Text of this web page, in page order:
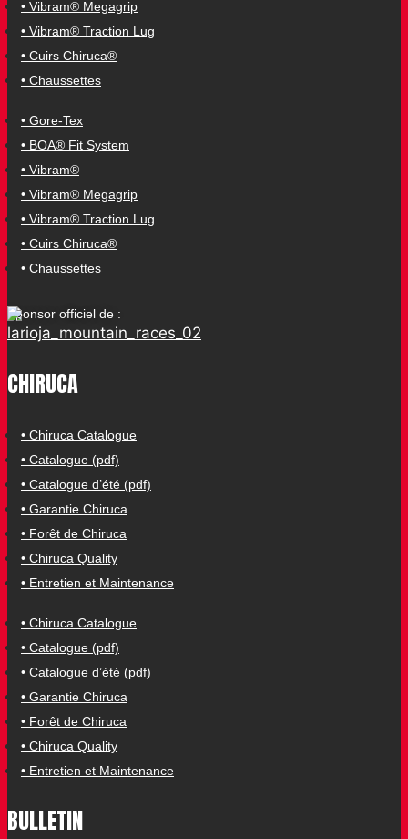
• Vibram® Megagrip
• Vibram® Traction Lug
• Cuirs Chiruca®
• Chaussettes
• Gore-Tex
• BOA® Fit System
• Vibram®
• Vibram® Megagrip
• Vibram® Traction Lug
• Cuirs Chiruca®
• Chaussettes
Sponsor officiel de :
CHIRUCA
• Chiruca Catalogue
• Catalogue (pdf)
• Catalogue d’été (pdf)
• Garantie Chiruca
• Forêt de Chiruca
• Chiruca Quality
• Entretien et Maintenance
• Chiruca Catalogue
• Catalogue (pdf)
• Catalogue d’été (pdf)
• Garantie Chiruca
• Forêt de Chiruca
• Chiruca Quality
• Entretien et Maintenance
BULLETIN